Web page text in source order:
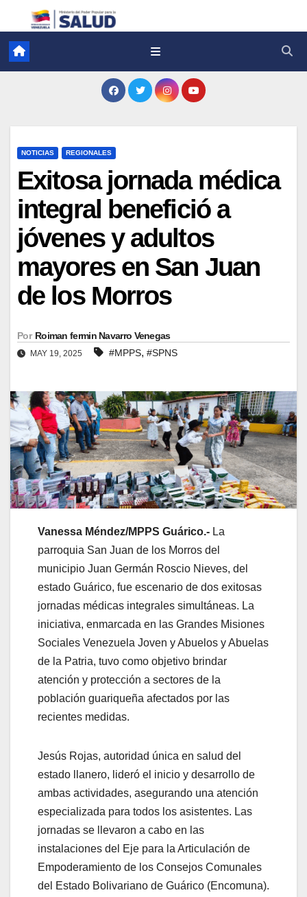
NOTICIAS REGIONALES
Exitosa jornada médica
integral benefició a
jóvenes y adultos
mayores en San Juan
de los Morros
Por Roiman fermin Navarro Venegas
MAY 19, 2025 #MPPS, #SPNS
Vanessa Méndez/MPPS Guárico.- La
parroquia San Juan de los Morros del
municipio Juan Germán Roscio Nieves, del
estado Guárico, fue escenario de dos exitosas
jornadas médicas integrales simultáneas. La
iniciativa, enmarcada en las Grandes Misiones
Sociales Venezuela Joven y Abuelos y Abuelas
de la Patria, tuvo como objetivo brindar
atención y protección a sectores de la
población guariqueña afectados por las
recientes medidas.
Jesús Rojas, autoridad única en salud del
estado llanero, lideró el inicio y desarrollo de
ambas actividades, asegurando una atención
especializada para todos los asistentes. Las
jornadas se llevaron a cabo en las
instalaciones del Eje para la Articulación de
Empoderamiento de los Consejos Comunales
del Estado Bolivariano de Guárico (Encomuna).